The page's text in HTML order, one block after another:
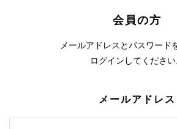
会員の方
メールアドレスとパスワード
ログインしてください
メールアドレス